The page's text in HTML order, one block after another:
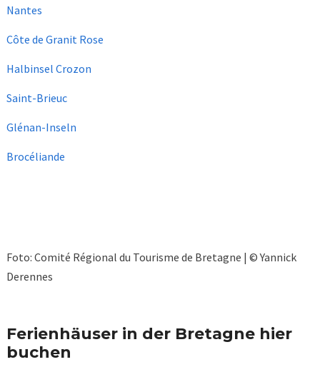
Nantes
Côte de Granit Rose
Halbinsel Crozon
Saint-Brieuc
Glénan-Inseln
Brocéliande
Foto: Comité Régional du Tourisme de Bretagne | © Yannick
Derennes
Ferienhäuser in der Bretagne hier
buchen